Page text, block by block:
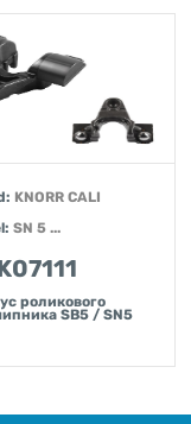
KNORR CALI
SN 5 ...
роликового
SB5 / SN5